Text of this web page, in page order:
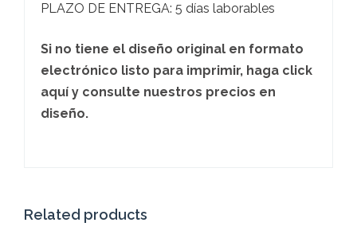
PLAZO DE ENTREGA: 5 días laborables
Si no tiene el diseño original en formato
electrónico listo para imprimir, haga click
aquí y consulte nuestros precios en
diseño.
Related products